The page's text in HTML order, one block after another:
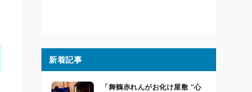
新着記事
「舞鶴赤れんがお化け屋敷 “心